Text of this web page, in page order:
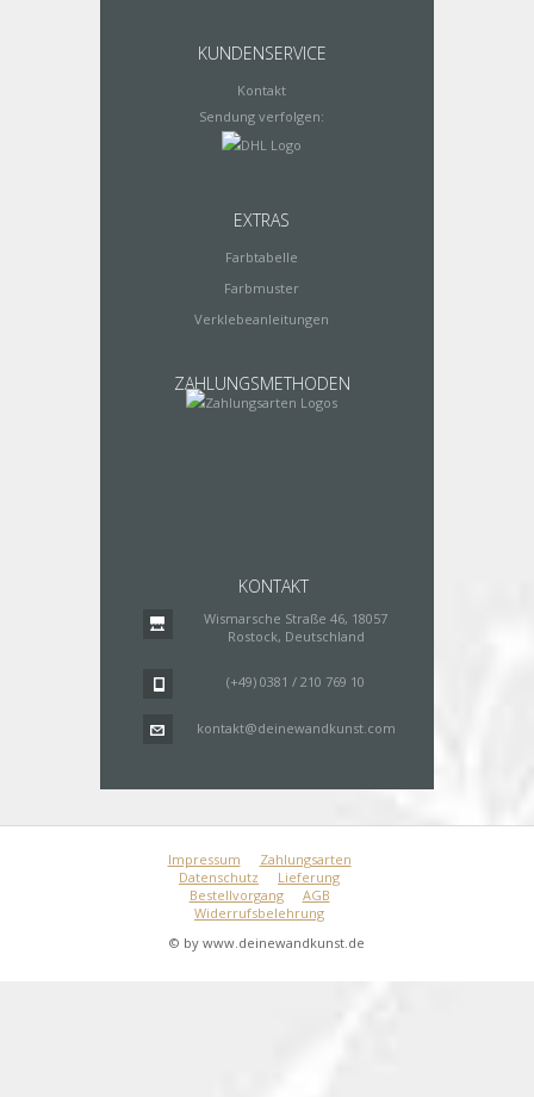
KUNDENSERVICE
Kontakt
Sendung verfolgen:
EXTRAS
Farbtabelle
Farbmuster
Verklebeanleitungen
ZAHLUNGSMETHODEN
KONTAKT
Wismarsche Straße 46, 18057
Rostock, Deutschland
(+49) 0381 / 210 769 10
kontakt@deinewandkunst.com
Impressum
Zahlungsarten
Datenschutz
Lieferung
Bestellvorgang
AGB
Widerrufsbelehrung
© by www.deinewandkunst.de